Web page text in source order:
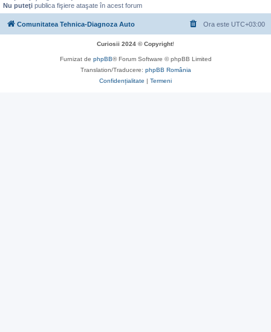
Nu puteţi publica fişiere ataşate în acest forum
Comunitatea Tehnica-Diagnoza Auto Ora este UTC+03:00
Curiosii 2024 © Copyright!
Furnizat de phpBB® Forum Software © phpBB Limited
Translation/Traducere: phpBB România
Confidențialitate | Termeni